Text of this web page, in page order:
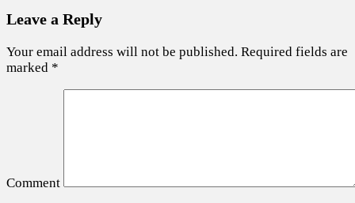
Leave a Reply
Your email address will not be published. Required fields are
marked *
Comment